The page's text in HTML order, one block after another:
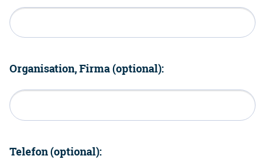
Organisation, Firma (optional):
Telefon (optional):